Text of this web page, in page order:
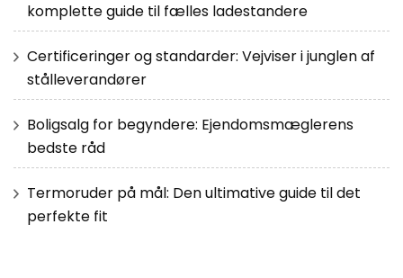
komplette guide til fælles ladestandere
Certificeringer og standarder: Vejviser i junglen af
stålleverandører
Boligsalg for begyndere: Ejendomsmæglerens
bedste råd
Termoruder på mål: Den ultimative guide til det
perfekte fit